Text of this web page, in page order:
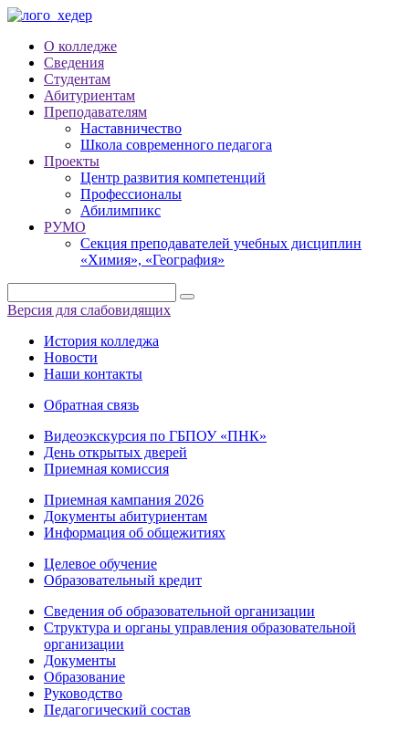
О колледже
Сведения
Студентам
Абитуриентам
Преподавателям
Наставничество
Школа современного педагога
Проекты
Центр развития компетенций
Профессионалы
Абилимпикс
РУМО
Секция преподавателей учебных дисциплин
«Химия», «География»
Версия для слабовидящих
История колледжа
Новости
Наши контакты
Обратная связь
Видеоэкскурсия по ГБПОУ «ПНК»
День открытых дверей
Приемная комиссия
Приемная кампания 2026
Дoкументы абитуриентам
Информация об общежитиях
Целевое обучение
Образовательный кредит
Сведения об образовательной организации
Структура и органы управления образовательной
организации
Документы
Образование
Руководство
Педагогический состав